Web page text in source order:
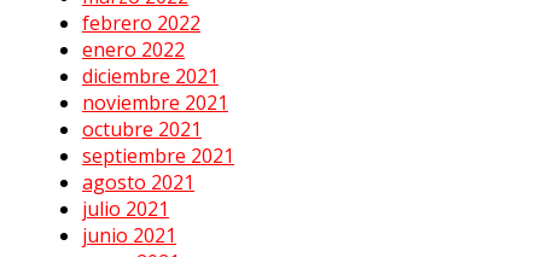
febrero 2022
enero 2022
diciembre 2021
noviembre 2021
octubre 2021
septiembre 2021
agosto 2021
julio 2021
junio 2021